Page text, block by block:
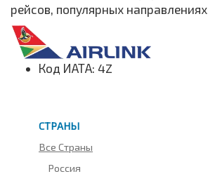
рейсов, популярных направлениях.
Код ИАТА: 4Z
СТРАНЫ
Все Страны
Россия